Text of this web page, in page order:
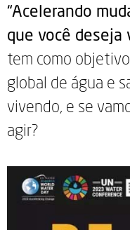
“Acelerando
que você deseja
tem como
global de água e
vivendo, e se
agir?